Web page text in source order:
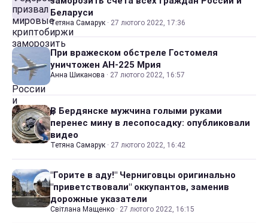
Беларуси
Тетяна Самарук · 27 лютого 2022, 17:36
При вражеском обстреле Гостомеля
уничтожен АН-225 Мрия
Анна Шиканова · 27 лютого 2022, 16:57
В Бердянске мужчина голыми руками
перенес мину в лесопосадку: опубликовали
видео
Тетяна Самарук · 27 лютого 2022, 16:42
"Горите в аду!" Черниговцы оригинально
"приветствовали" оккупантов, заменив
дорожные указатели
Світлана Мащенко · 27 лютого 2022, 16:15